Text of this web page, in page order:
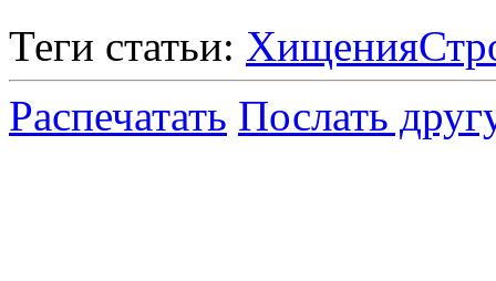
Теги статьи: Хищения
Распечатать Послать